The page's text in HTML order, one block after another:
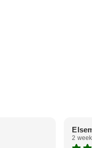
2